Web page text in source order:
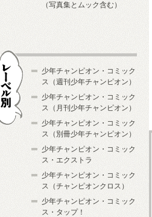
（写真集とムック含む）
少年チャンピオン・コミック
ス（週刊少年チャンピオン）
少年チャンピオン・コミック
ス（月刊少年チャンピオン）
少年チャンピオン・コミック
ス（別冊少年チャンピオン）
少年チャンピオン・コミック
ス・エクストラ
少年チャンピオン・コミック
ス（チャンピオンクロス）
少年チャンピオン・コミック
ス・タップ！